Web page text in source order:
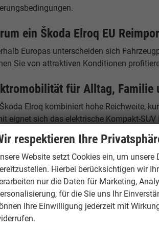
ein Škoda Elroq EU
Europas unterscheiden sich
Sie von attraktiven Konditionen
für Alltag, Familie
Elroq kombiniert hohe Reichweite,
eignet sich das elektrische Kompakt-
Hamburg – Ihr
19
Hamburg
+49 40 500 977 29 - 0
respektieren Ihre
Website setzt Cookies ein, um unsere
Hierbei berücksichtigen wir
nur die Daten für Marketing,
für die Sie uns Ihr
Ihre Einwilligung jederzeit mit